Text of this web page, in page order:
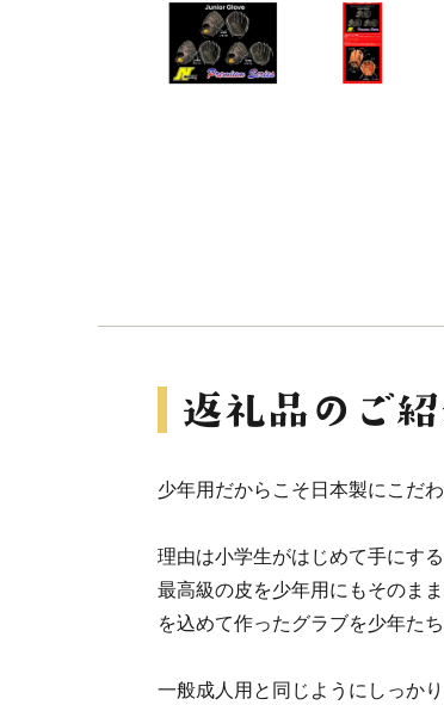
少年用だからこそ日本製にこだわ
理由は小学生がはじめて手にす
最高級の皮を少年用にもそのま
を込めて作ったグラブを少年た
一般成人用と同じようにしっか